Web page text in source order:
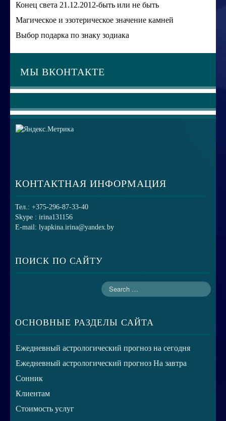
Конец света 21.12.2012-быть или не быть
Магическое и эзотерическое значение камней
Выбор подарка по знаку зодиака
МЫ ВКОНТАКТЕ
КОНТАКТНАЯ ИНФОРМАЦИЯ
Тел.: +375-296-87-33-40
Skype : irina131156
E-mail: lyapkina.irina@yandex.by
ПОИСК ПО САЙТУ
ОСНОВНЫЕ РАЗДЕЛЫ САЙТА
Ежедневный астрологический прогноз на сегодня
Ежедневный астрологический прогноз На завтра
Сонник
Клиентам
Стоимость услуг